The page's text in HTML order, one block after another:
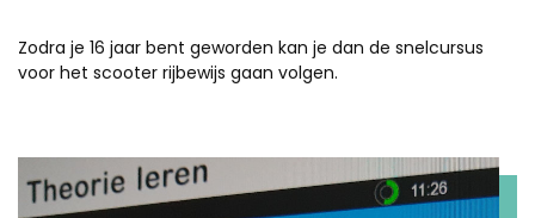
Zodra je 16 jaar bent geworden kan je dan de snelcursus
voor het scooter rijbewijs gaan volgen.